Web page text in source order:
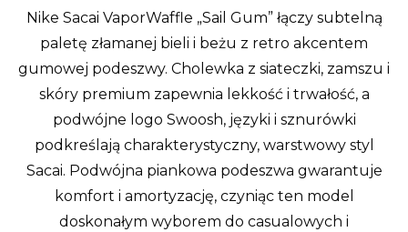
Nike Sacai VaporWaffle „Sail Gum” łączy subtelną
paletę złamanej bieli i beżu z retro akcentem
gumowej podeszwy. Cholewka z siateczki, zamszu i
skóry premium zapewnia lekkość i trwałość, a
podwójne logo Swoosh, języki i sznurówki
podkreślają charakterystyczny, warstwowy styl
Sacai. Podwójna piankowa podeszwa gwarantuje
komfort i amortyzację, czyniąc ten model
doskonałym wyborem do casualowych i